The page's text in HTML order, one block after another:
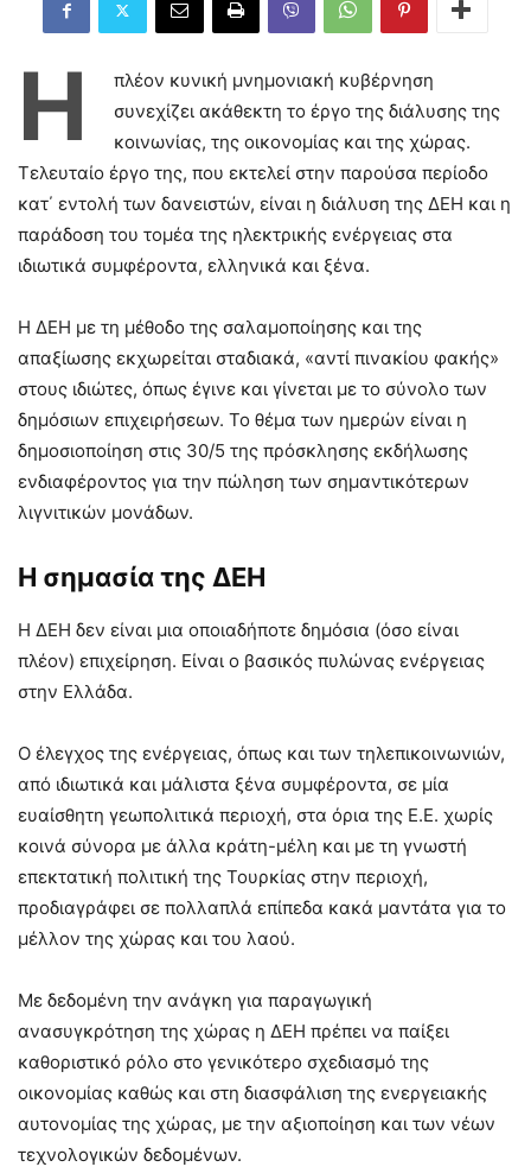
Η
πλέον κυνική μνημονιακή κυβέρνηση
συνεχίζει ακάθεκτη το έργο της διάλυσης της
κοινωνίας, της οικονομίας και της χώρας.
Τελευταίο έργο της, που εκτελεί στην παρούσα περίοδο
κατ΄ εντολή των δανειστών, είναι η διάλυση της ΔΕΗ και η
παράδοση του τομέα της ηλεκτρικής ενέργειας στα
ιδιωτικά συμφέροντα, ελληνικά και ξένα.
Η ΔΕΗ με τη μέθοδο της σαλαμοποίησης και της
απαξίωσης εκχωρείται σταδιακά, «αντί πινακίου φακής»
στους ιδιώτες, όπως έγινε και γίνεται με το σύνολο των
δημόσιων επιχειρήσεων. Το θέμα των ημερών είναι η
δημοσιοποίηση στις 30/5 της πρόσκλησης εκδήλωσης
ενδιαφέροντος για την πώληση των σημαντικότερων
λιγνιτικών μονάδων.
Η σημασία της ΔΕΗ
Η ΔΕΗ δεν είναι μια οποιαδήποτε δημόσια (όσο είναι
πλέον) επιχείρηση. Είναι ο βασικός πυλώνας ενέργειας
στην Ελλάδα.
Ο έλεγχος της ενέργειας, όπως και των τηλεπικοινωνιών,
από ιδιωτικά και μάλιστα ξένα συμφέροντα, σε μία
ευαίσθητη γεωπολιτικά περιοχή, στα όρια της Ε.Ε. χωρίς
κοινά σύνορα με άλλα κράτη-μέλη και με τη γνωστή
επεκτατική πολιτική της Τουρκίας στην περιοχή,
προδιαγράφει σε πολλαπλά επίπεδα κακά μαντάτα για το
μέλλον της χώρας και του λαού.
Με δεδομένη την ανάγκη για παραγωγική
ανασυγκρότηση της χώρας η ΔΕΗ πρέπει να παίξει
καθοριστικό ρόλο στο γενικότερο σχεδιασμό της
οικονομίας καθώς και στη διασφάλιση της ενεργειακής
αυτονομίας της χώρας, με την αξιοποίηση και των νέων
τεχνολογικών δεδομένων.